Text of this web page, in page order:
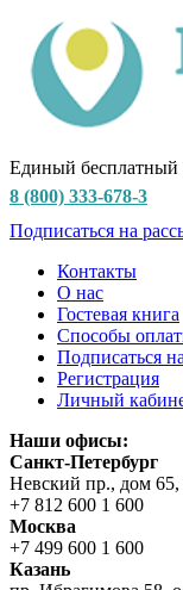
Единый бесплатный
8 (800) 333-678-3
Подписаться на
Контакты
О нас
Гостевая книга
Способы
Подписаться
Регистрация
Личный
Наши офисы:
Санкт-Петербург
Невский пр., дом 65,
+7 812 600 1 600
Москва
+7 499 600 1 600
Казань